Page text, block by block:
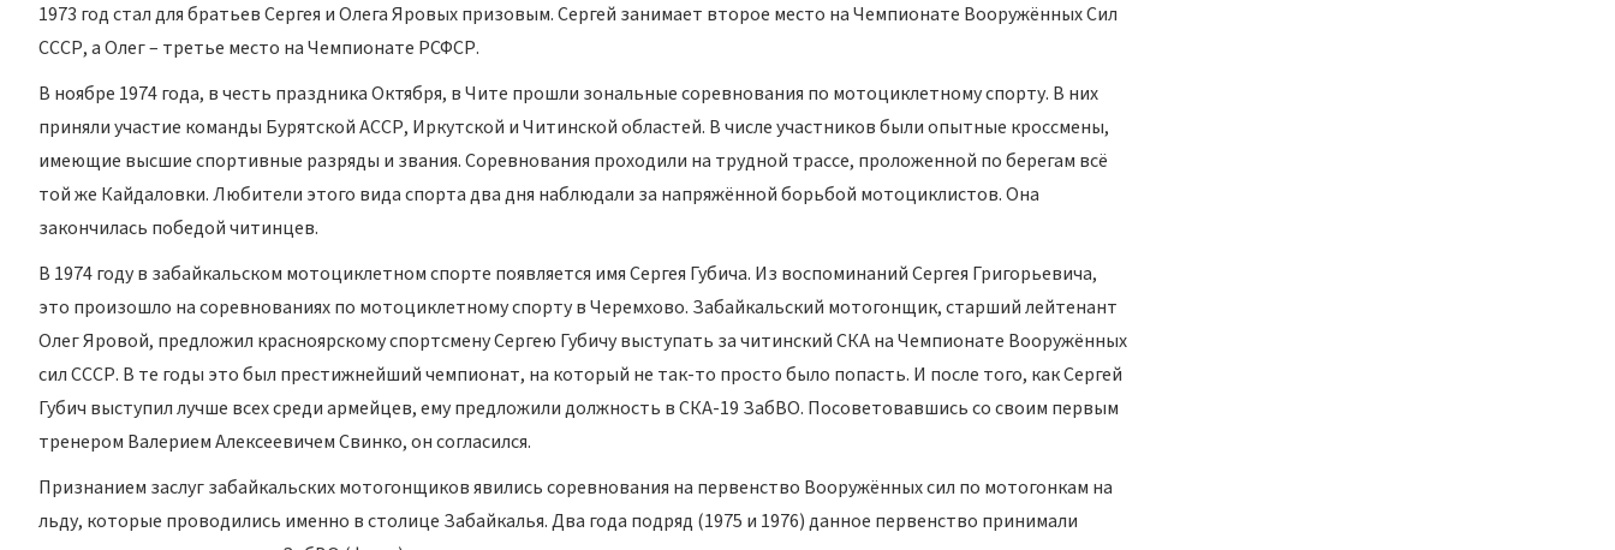
1973 год стал для братьев Сергея и Олега Яровых призовым. Сергей занимает второе место на Чемпионате Вооружённых Сил
СССР, а Олег – третье место на Чемпионате РСФСР.
В ноябре 1974 года, в честь праздника Октября, в Чите прошли зональные соревнования по мотоциклетному спорту. В них
приняли участие команды Бурятской АССР, Иркутской и Читинской областей. В числе участников были опытные кроссмены,
имеющие высшие спортивные разряды и звания. Соревнования проходили на трудной трассе, проложенной по берегам всё
той же Кайдаловки. Любители этого вида спорта два дня наблюдали за напряжённой борьбой мотоциклистов. Она
закончилась победой читинцев.
В 1974 году в забайкальском мотоциклетном спорте появляется имя Сергея Губича. Из воспоминаний Сергея Григорьевича,
это произошло на соревнованиях по мотоциклетному спорту в Черемхово. Забайкальский мотогонщик, старший лейтенант
Олег Яровой, предложил красноярскому спортсмену Сергею Губичу выступать за читинский СКА на Чемпионате Вооружённых
сил СССР. В те годы это был престижнейший чемпионат, на который не так-то просто было попасть. И после того, как Сергей
Губич выступил лучше всех среди армейцев, ему предложили должность в СКА-19 ЗабВО. Посоветовавшись со своим первым
тренером Валерием Алексеевичем Свинко, он согласился.
Признанием заслуг забайкальских мотогонщиков явились соревнования на первенство Вооружённых сил по мотогонкам на
льду, которые проводились именно в столице Забайкалья. Два года подряд (1975 и 1976) данное первенство принимали